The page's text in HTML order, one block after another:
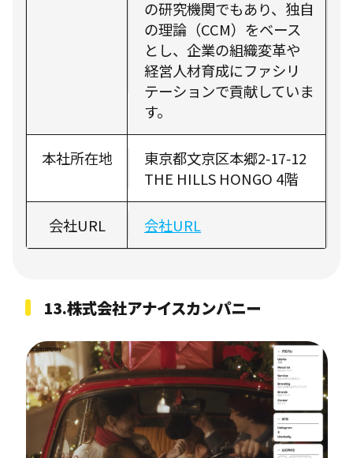
の研究機関でもあり、独自
の理論（CCM）をベース
とし、企業の組織変革や
経営人材育成にファシリ
テーションで貢献していま
す。
本社所在地
東京都文京区本郷2‑17‑12
THE HILLS HONGO 4階
会社URL 会社URL
13.株式会社アナイスカンパニー